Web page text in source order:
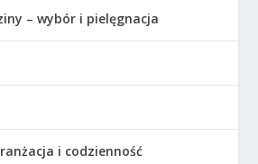
– wybór i pielęgnacja
i codzienność